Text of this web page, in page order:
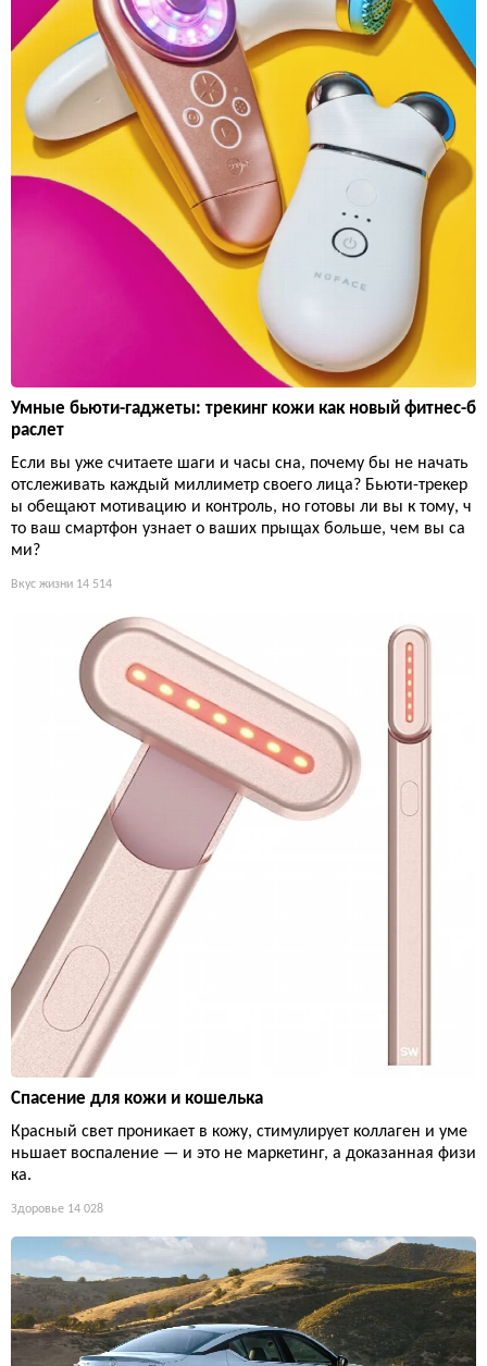
Умные бьюти-гаджеты: трекинг кожи как новый фитнес-б
раслет
Если вы уже считаете шаги и часы сна, почему бы не начать
отслеживать каждый миллиметр своего лица? Бьюти-трекер
ы обещают мотивацию и контроль, но готовы ли вы к тому, ч
то ваш смартфон узнает о ваших прыщах больше, чем вы са
ми?
Вкус жизни 14 514
Спасение для кожи и кошелька
Красный свет проникает в кожу, стимулирует коллаген и уме
ньшает воспаление — и это не маркетинг, а доказанная физи
ка.
Здоровье 14 028